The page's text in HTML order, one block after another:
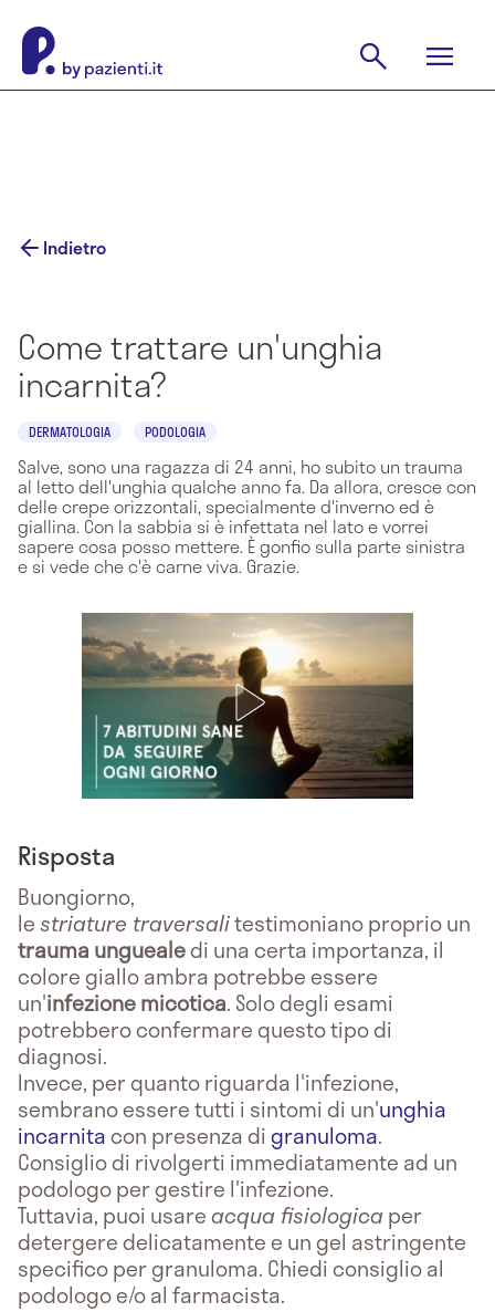
Indietro
Come trattare un'unghia
incarnita?
DERMATOLOGIA PODOLOGIA
Salve, sono una ragazza di 24 anni, ho subito un trauma
al letto dell'unghia qualche anno fa. Da allora, cresce con
delle crepe orizzontali, specialmente d'inverno ed è
giallina. Con la sabbia si è infettata nel lato e vorrei
sapere cosa posso mettere. È gonfio sulla parte sinistra
e si vede che c'è carne viva. Grazie.
Risposta
Buongiorno,
lestriature traversalitestimoniano proprio un
trauma unguealedi una certa importanza, il
colore giallo ambra potrebbe essere
un'infezione micotica. Solo degli esami
potrebbero confermare questo tipo di
diagnosi.
Invece, per quanto riguarda l'infezione,
sembrano essere tutti i sintomi di un'unghia
incarnitacon presenza digranuloma.
Consiglio di rivolgerti immediatamente ad un
podologo per gestire l'infezione.
Tuttavia, puoi usareacqua fisiologicaper
detergere delicatamente e un gel astringente
specifico per granuloma. Chiedi consiglio al
podologo e/o al farmacista.